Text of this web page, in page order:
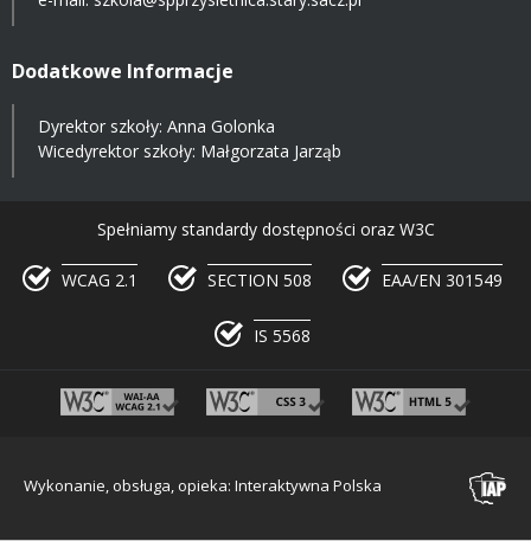
Dodatkowe Informacje
Dyrektor szkoły: Anna Golonka
Wicedyrektor szkoły: Małgorzata Jarząb
Spełniamy standardy dostępności oraz W3C
WCAG 2.1 SECTION 508 EAA/EN 301549
IS 5568
Wykonanie, obsługa, opieka: Interaktywna Polska